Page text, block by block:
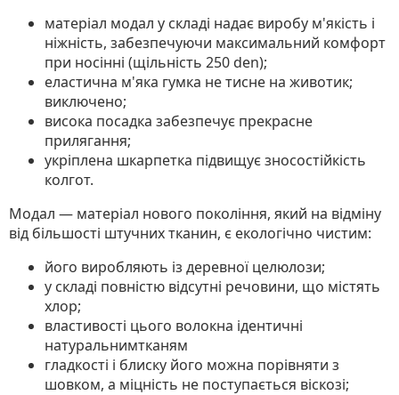
матеріал модал у складі надає виробу м'якість і
ніжність, забезпечуючи максимальний комфорт
при носінні (щільність 250 den);
еластична м'яка гумка не тисне на животик;
виключено;
висока посадка забезпечує прекрасне
прилягання;
укріплена шкарпетка підвищує зносостійкість
колгот.
Модал — матеріал нового покоління, який на відміну
від більшості штучних тканин, є екологічно чистим:
його виробляють із деревної целюлози;
у складі повністю відсутні речовини, що містять
хлор;
властивості цього волокна ідентичні
натуральнимтканям
гладкості і блиску його можна порівняти з
шовком, а міцність не поступається віскозі;